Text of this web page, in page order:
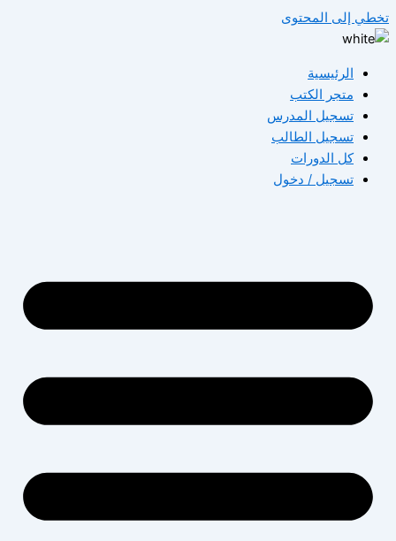
تخطي إلى المحتوى
الرئيسية
متجر الكتب
تسجيل المدرس
تسجيل الطالب
كل الدورات
تسجيل / دخول